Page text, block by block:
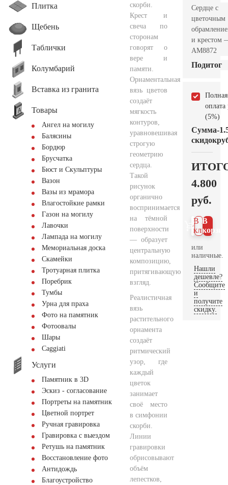
Плитка
Щебень
Таблички
Колумбарий
Вставка из гранита
Товары
Ангел на могилу
Балясины
Бордюр
Брусчатка
Бюст и Скульптуры
Вазон
Вазы из мрамора
Влагостойкие рамки
Газон на могилу
Лавочки
Лампада на могилу
Мемориальная доска
Скамейки
Тротуарная плитка
Поребрик
Тумбы
Урна для праха
Фото на памятник
Фотоовалы
Шары
Сaggiati
Услуги
Памятник в 3D
Эскиз - согласование
Портреты на памятник
Цветной портрет
Ручная гравировка
Гравировка с выездом
Ретушь на памятник
Восстановление фото
Антидождь
Благоустройство
скорби.
Крест и
свеча по
сторонам
говорят о
вере и
памяти.
Орнаментальная
вязь цветов
создаёт
мягкость
контуров,
уравновешивая
строгую
геометрию
сердца.
Такой
рисунок
органично
воспринимается
на тёмной
поверхности
— образует
центральную
композицию,
притягивающую
взгляд.
Реалистичная
вязь
растительного
орнамента
создаёт
ритмический
узор, где
каждый
цветок
занимает
своё место
в симфонии
скорби.
Линии
гравировки
обрисовывают
объём
лепестков,
Сердце с
цветочным
и крестом
AM8872
Подитог
Полная
оплата
(5%)
Сумма
скидок
-
4.800
руб.
В
В 1
клик
или
наличные.
Нашли
дешевле?
Сообщите
и
получите
скидку.